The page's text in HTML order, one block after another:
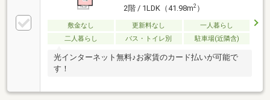
2階 / 1LDK（41.98m2）
敷金なし 更新料なし
一人暮らし
二人暮らし
バス・トイレ別 駐車場(近隣含)
光インターネット無料♪お家賃のカード払いが可能で
す！